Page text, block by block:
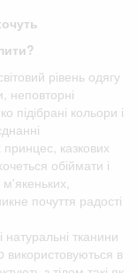
рівень одягу
неповторні
підібрані кольори і
казкових
обіймати і
почуття радості
натуральні тканини
в